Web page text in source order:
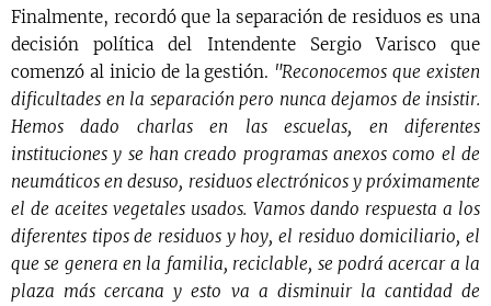
Finalmente, recordó que la separación de residuos es una
decisión política del Intendente Sergio Varisco que
comenzó al inicio de la gestión. "Reconocemos que existen
dificultades en la separación pero nunca dejamos de insistir.
Hemos dado charlas en las escuelas, en diferentes
instituciones y se han creado programas anexos como el de
neumáticos en desuso, residuos electrónicos y próximamente
el de aceites vegetales usados. Vamos dando respuesta a los
diferentes tipos de residuos y hoy, el residuo domiciliario, el
que se genera en la familia, reciclable, se podrá acercar a la
plaza más cercana y esto va a disminuir la cantidad de